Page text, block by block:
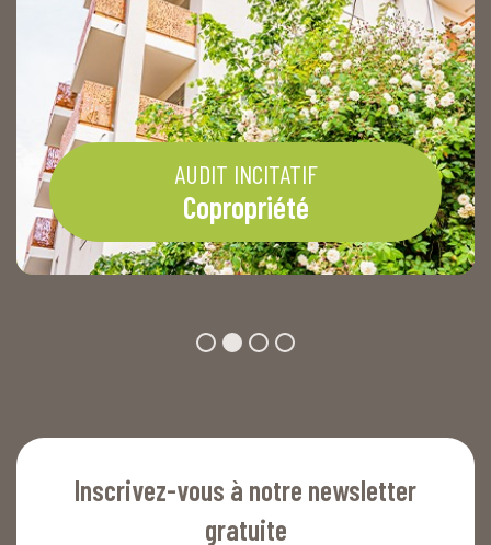
AUDIT INCITATIF
Copropriété
Inscrivez-vous à notre newsletter
gratuite